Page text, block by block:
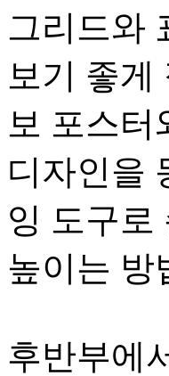
그리드와
보기 좋게
보 포스터
디자인을
잉 도구로
높이는 방
후반부에